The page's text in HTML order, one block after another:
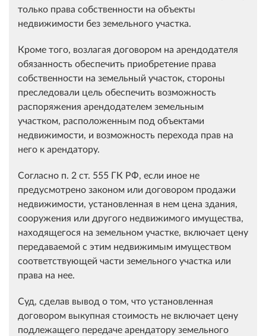
только права собственности на объекты
недвижимости без земельного участка.
Кроме того, возлагая договором на арендодателя
обязанность обеспечить приобретение права
собственности на земельный участок, стороны
преследовали цель обеспечить возможность
распоряжения арендодателем земельным
участком, расположенным под объектами
недвижимости, и возможность перехода прав на
него к арендатору.
Согласно п. 2 ст. 555 ГК РФ, если иное не
предусмотрено законом или договором продажи
недвижимости, установленная в нем цена здания,
сооружения или другого недвижимого имущества,
находящегося на земельном участке, включает цену
передаваемой с этим недвижимым имуществом
соответствующей части земельного участка или
права на нее.
Суд, сделав вывод о том, что установленная
договором выкупная стоимость не включает цену
подлежащего передаче арендатору земельного